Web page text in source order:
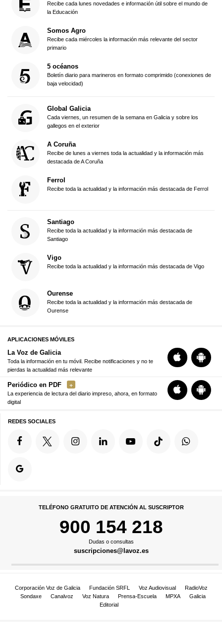
Recibe cada lunes novedades e información útil sobre el mundo de
la Educación
Somos Agro
Recibe cada miércoles la información más relevante del sector
primario
5 océanos
Boletín diario para marineros en formato comprimido (conexiones de
baja velocidad)
Global Galicia
Cada viernes, un resumen de la semana en Galicia y sobre los
gallegos en el exterior
A Coruña
Recibe de lunes a viernes toda la actualidad y la información más
destacada de A Coruña
Ferrol
Recibe toda la actualidad y la información más destacada de Ferrol
Santiago
Recibe toda la actualidad y la información más destacada de
Santiago
Vigo
Recibe toda la actualidad y la información más destacada de Vigo
Ourense
Recibe toda la actualidad y la información más destacada de
Ourense
APLICACIONES MÓVILES
La Voz de Galicia
Toda la información en tu móvil. Recibe notificaciones y no te
pierdas la actualidad más relevante
Periódico en PDF
La experiencia de lectura del diario impreso, ahora, en formato
digital
REDES SOCIALES
TELÉFONO GRATUITO DE ATENCIÓN AL SUSCRIPTOR
900 154 218
Dudas o consultas
suscripciones@lavoz.es
Corporación Voz de Galicia Fundación SRFL Voz Audiovisual
RadioVoz
Sondaxe
Canalvoz Voz Natura Prensa-Escuela MPXA
Galicia
Editorial